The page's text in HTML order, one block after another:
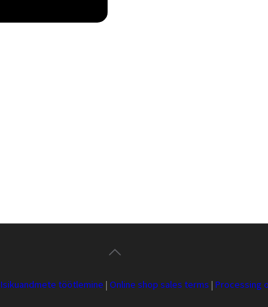
Isikuandmete töötlemine | Online shop sales terms | Processing